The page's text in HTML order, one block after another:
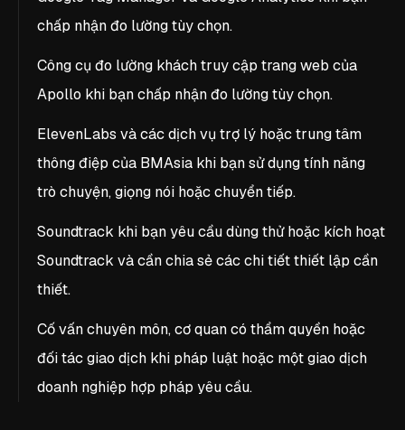
chấp nhận đo lường tùy chọn.
Công cụ đo lường khách truy cập trang web của
Apollo khi bạn chấp nhận đo lường tùy chọn.
ElevenLabs và các dịch vụ trợ lý hoặc trung tâm
thông điệp của BMAsia khi bạn sử dụng tính năng
trò chuyện, giọng nói hoặc chuyển tiếp.
Soundtrack khi bạn yêu cầu dùng thử hoặc kích hoạt
Soundtrack và cần chia sẻ các chi tiết thiết lập cần
thiết.
Cố vấn chuyên môn, cơ quan có thẩm quyền hoặc
đối tác giao dịch khi pháp luật hoặc một giao dịch
doanh nghiệp hợp pháp yêu cầu.